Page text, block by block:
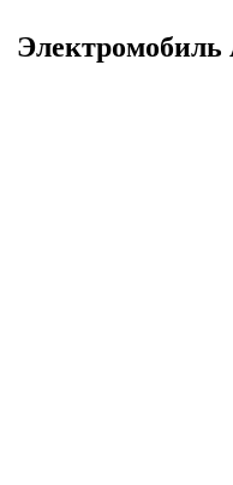
Электромобиль